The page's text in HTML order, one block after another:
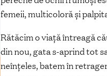
femeii, multicoloră și
Rătăcim o viață întreagă
din nou, gata s-aprind tot
neînțeles, batem în